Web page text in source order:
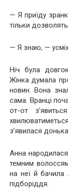
— Я приїду
тільки
— Я знаю, —
Ніч була
Жінка думала
новин. Вона
сама. Вранці
от-от
з’явилася
Анна
темним
на неї й бачила
підборіддя.